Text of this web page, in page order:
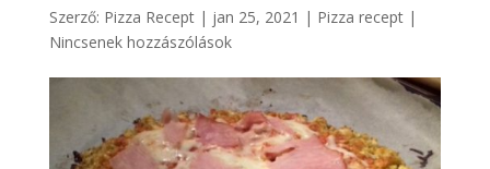
Szerző: Pizza Recept| jan 25, 2021 | Pizza recept|
Nincsenek hozzászólások